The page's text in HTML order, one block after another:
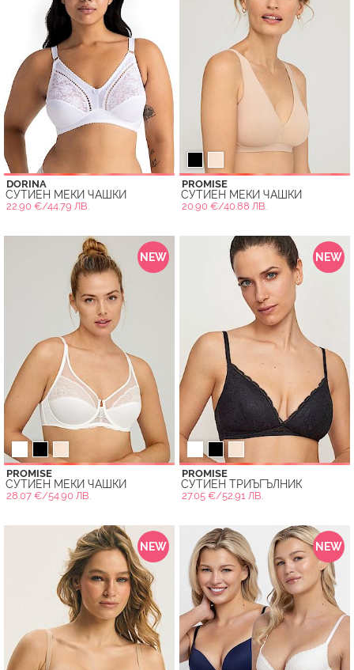
DORINA
СУТИЕН МЕКИ ЧАШКИ
22.90 €/44.79 ЛВ.
PROMISE
СУТИЕН МЕКИ ЧАШКИ
20.90 €/40.88 ЛВ.
NEW
PROMISE
СУТИЕН МЕКИ ЧАШКИ
28.07 €/54.90 ЛВ.
NEW
PROMISE
СУТИЕН ТРИЪГЪЛНИК
27.05 €/52.91 ЛВ.
NEW NEW